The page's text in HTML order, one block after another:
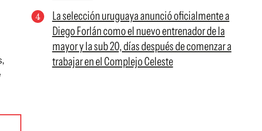
La selección uruguaya anunció oficialmente a
Diego Forlán como el nuevo entrenador de la
mayor y la sub 20, días después de comenzar a
trabajar en el Complejo Celeste